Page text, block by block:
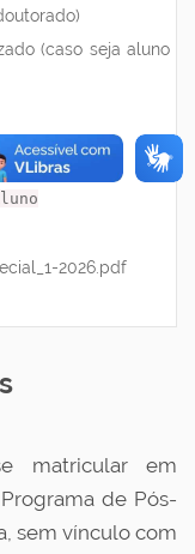
(caso seja aluno
2026.pdf
matricular em
de Pós-
sem vínculo com